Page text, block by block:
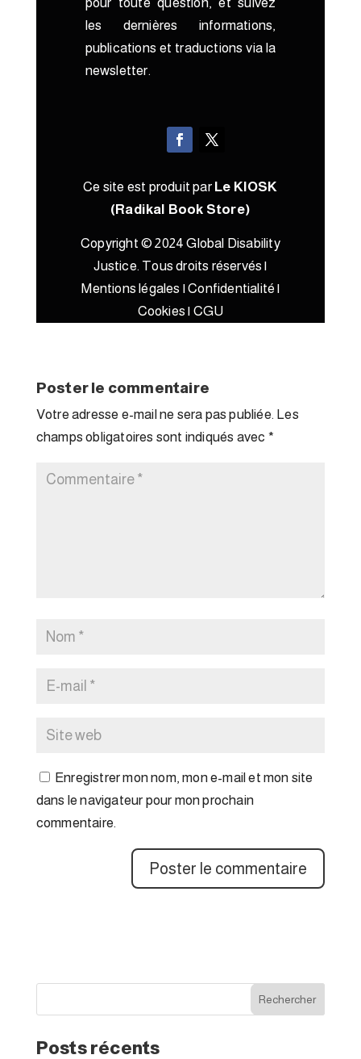
les dernières informations,
publications et traductions via la
newsletter.
Ce site est produit parLe KIOSK
(Radikal Book Store)
Copyright © 2024 Global Disability
Justice. Tous droits réservés |
Mentions légales |Confidentialité |
Cookies | CGU
Poster le commentaire
Votre adresse e-mail ne sera pas publiée. Les
champs obligatoires sont indiqués avec *
Enregistrer mon nom, mon e-mail et mon site
dans le navigateur pour mon prochain
commentaire.
Rechercher
Posts récents